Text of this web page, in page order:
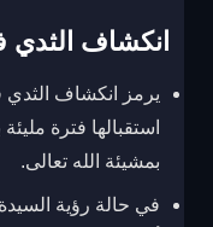
انكشاف الثدي
يرمز انكشاف الثدي
استقبالها فترة
بمشيئة الله تعالى.
في حالة رؤية